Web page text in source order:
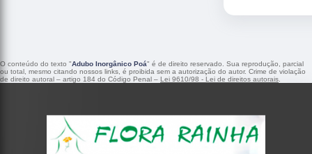
O conteúdo do texto "Adubo Inorgânico Poá" é de direito reservado. Sua reprodução, parcial
ou total, mesmo citando nossos links, é proibida sem a autorização do autor. Crime de violação
de direito autoral – artigo 184 do Código Penal – Lei 9610/98 - Lei de direitos autorais